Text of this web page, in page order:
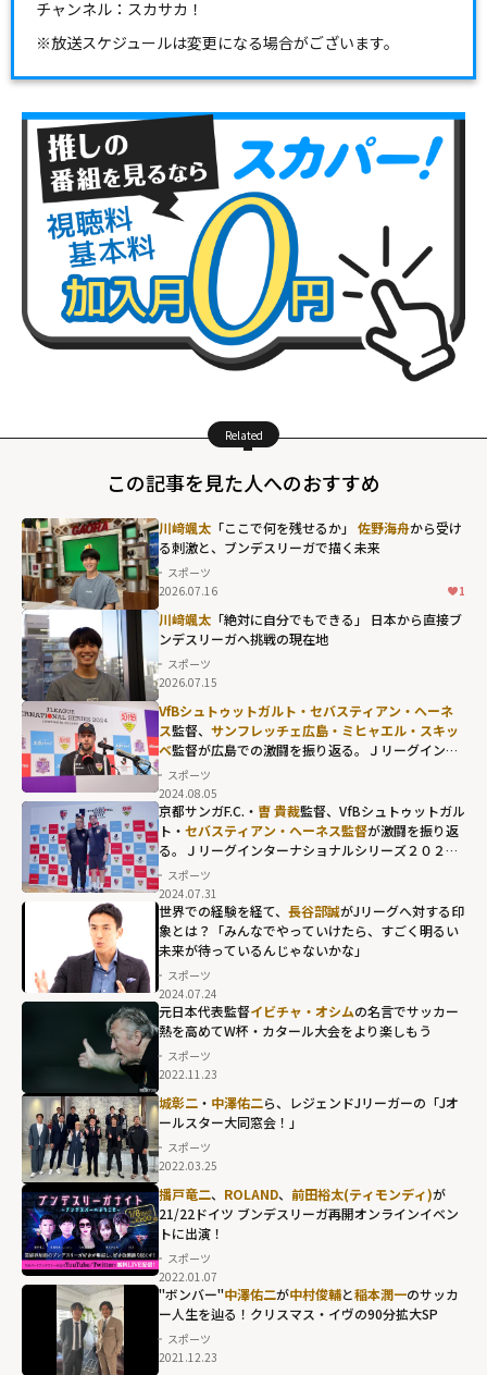
チャンネル： スカサカ！
※放送スケジュールは変更になる場合がございます。
Related
この記事を見た人へのおすすめ
川﨑颯太 「ここで何を残せるか」 佐野海舟から受け
る刺激と、ブンデスリーガで描く未来
スポーツ
2026.07.16
1
川﨑颯太 「絶対に自分でもできる」 日本から直接ブ
ンデスリーガへ――挑戦の現在地
スポーツ
2026.07.15
VfBシュトゥットガルト・セバスティアン・ヘーネ
ス監督、 サンフレッチェ広島・ミヒャエル・スキッ
ベ監督が広島での激闘を振り返る。Ｊリーグインタ
ーナショナルシリーズ２０２４ powered by
docomo
スポーツ
2024.08.05
京都サンガF.C.・ 曺 貴裁監督、VfBシュトゥットガル
ト・ セバスティアン・ヘーネス監督が激闘を振り返
る。Ｊリーグインターナショナルシリーズ２０２４
powered by docomo
スポーツ
2024.07.31
世界での経験を経て、 長谷部誠がJリーグへ対する印
象とは？「みんなでやっていけたら、すごく明るい
未来が待っているんじゃないかな」
スポーツ
2024.07.24
元日本代表監督イビチャ・オシムの名言でサッカー
熱を高めてW杯・カタール大会をより楽しもう
スポーツ
2022.11.23
城彰二 ・ 中澤佑二ら、レジェンドJリーガーの「Jオ
ールスター大同窓会！」
スポーツ
2022.03.25
播戸竜二、 ROLAND、 前田裕太(ティモンディ)が
21/22ドイツ ブンデスリーガ再開オンラインイベン
トに出演！
スポーツ
2022.01.07
"ボンバー"中澤佑二が中村俊輔と稲本潤一のサッカ
ー人生を辿る！クリスマス・イヴの90分拡大SP
スポーツ
2021.12.23